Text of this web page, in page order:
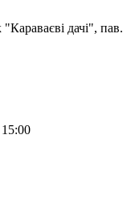
дачі", пав.